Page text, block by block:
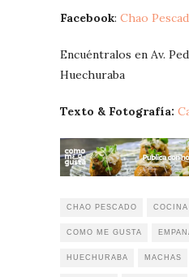
Facebook: Chao
Encuéntralos en Av.
Huechuraba
Texto & Fotografía:
CHAO PESCADO
COMO ME GUSTA
HUECHURABA MACHAS